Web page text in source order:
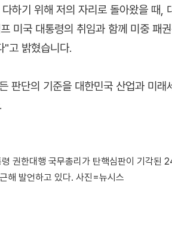
하기 위해 저의 자리로 돌아왔을 때,
미국 대통령의 취임과 함께 미중 패
"고 밝혔습니다.
판단의 기준을 대한민국 산업과 미
권한대행 국무총리가 탄핵심판이 기각된
해 발언하고 있다. 사진=뉴시스